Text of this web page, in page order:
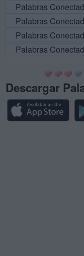
Palabras
Palabras
Palabras
Palabras
Descargar